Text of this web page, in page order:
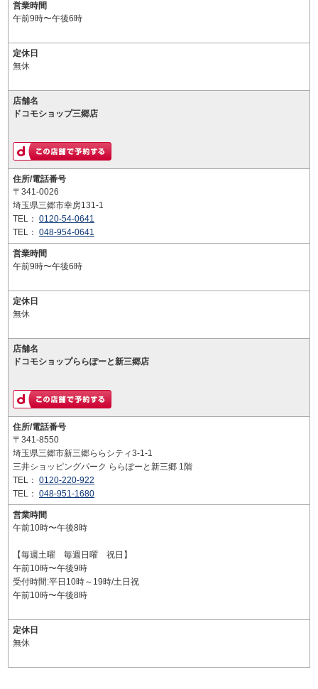
営業時間
午前9時〜午後6時
定休日
無休
店舗名
ドコモショップ三郷店
住所/電話番号
〒341-0026
埼玉県三郷市幸房131-1
TEL： 0120-54-0641
TEL： 048-954-0641
営業時間
午前9時〜午後6時
定休日
無休
店舗名
ドコモショップららぽーと新三郷店
住所/電話番号
〒341-8550
埼玉県三郷市新三郷ららシティ3-1-1
三井ショッピングパーク ららぽーと新三郷 1階
TEL： 0120-220-922
TEL： 048-951-1680
営業時間
午前10時〜午後8時
【毎週土曜 毎週日曜 祝日】
午前10時〜午後9時
受付時間:平日10時～19時/土日祝
午前10時〜午後8時
定休日
無休